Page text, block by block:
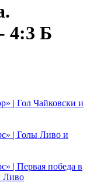
4:3 Б
| Гол Чайковски и
| Голы Ливо и
| Первая победа в
Ливо